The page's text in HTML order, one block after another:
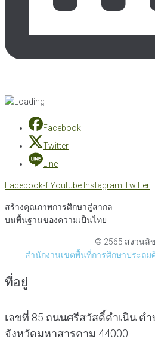
Facebook
Twitter
Line
Facebook-fYoutube Instagram Twitter
สร้างคุณภาพการศึกษาสู่สากล
บนพื้นฐานของความเป็นไทย
© 2565 สงวนลิ
สำนักงานเขตพื้นที่การศึกษาประถม
ที่อยู่
เลขที่ 85 ถนนศรีสวัสดิ์ดำเนิน ตำ
จังหวัดมหาสารคาม 44000